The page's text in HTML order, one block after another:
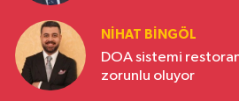
NIHAT BINGÖL
DOA sistemi
zorunlu oluyor